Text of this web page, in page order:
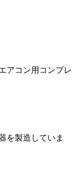
アコン用コンプレ
を製造していま